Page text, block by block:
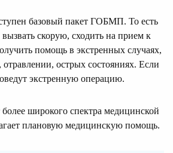
базовый пакет ГОБМП. То есть
скорую, сходить на прием к
помощь в экстренных случаях,
острых состояниях. Если
экстренную операцию.
широкого спектра медицинской
плановую медицинскую помощь.